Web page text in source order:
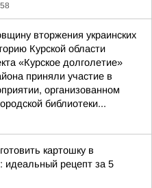
вторжения украинских
Курской области
«Курское долголетие»
приняли участие в
организованном
библиотеки...
картошку в
идеальный рецепт за 5